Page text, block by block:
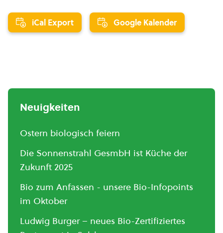
iCal Export Google Kalender
Neuigkeiten
Ostern biologisch feiern
Die Sonnenstrahl GesmbH ist Küche der
Zukunft 2025
Bio zum Anfassen - unsere Bio-Infopoints
im Oktober
Ludwig Burger – neues Bio-Zertifiziertes